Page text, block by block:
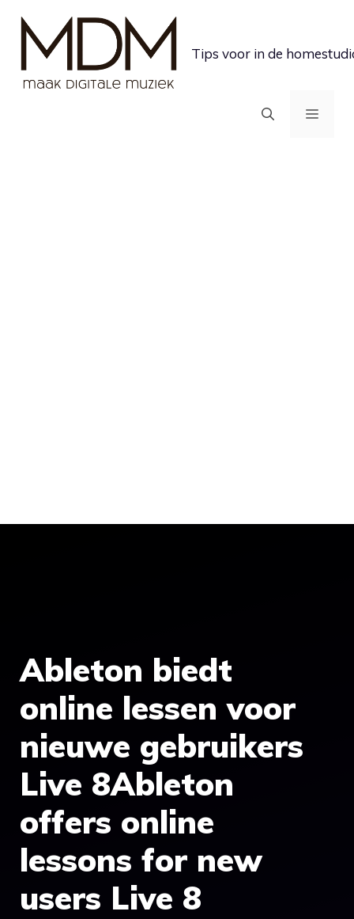
inhoud
Tips voor in de
MENU
Ableton biedt
online lessen voor
nieuwe gebruikers
Live 8Ableton
offers online
lessons for new
users Live 8